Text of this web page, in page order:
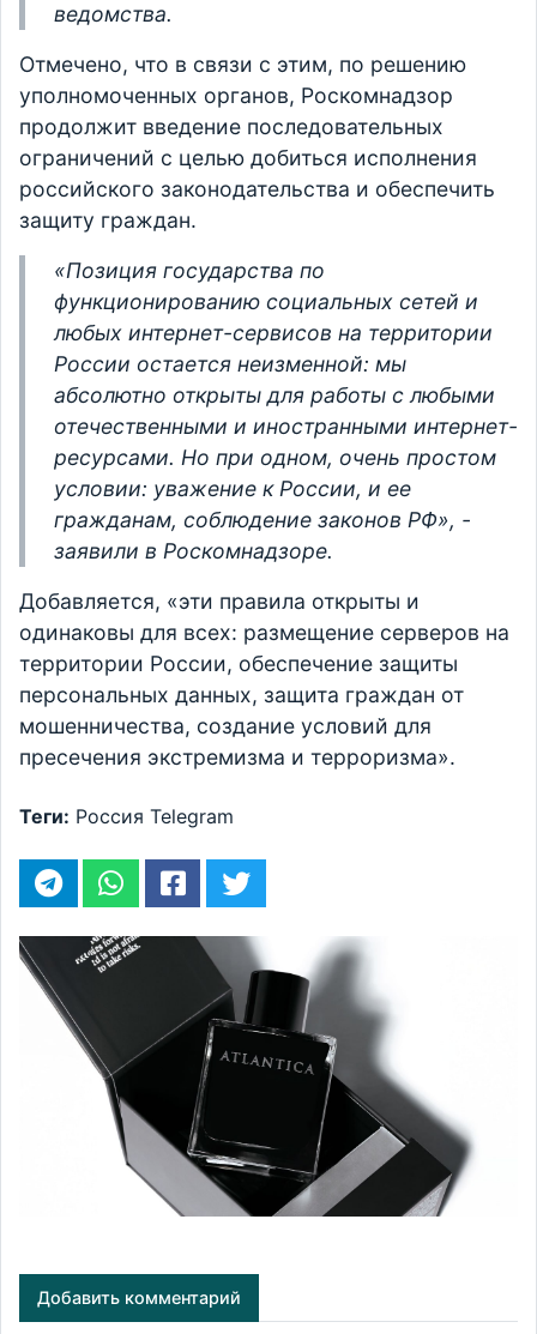
ведомства.
Отмечено, что в связи с этим, по решению
уполномоченных органов, Роскомнадзор
продолжит введение последовательных
ограничений с целью добиться исполнения
российского законодательства и обеспечить
защиту граждан.
«Позиция государства по
функционированию социальных сетей и
любых интернет-сервисов на территории
России остается неизменной: мы
абсолютно открыты для работы с любыми
отечественными и иностранными интернет-
ресурсами. Но при одном, очень простом
условии: уважение к России, и ее
гражданам, соблюдение законов РФ», -
заявили в Роскомнадзоре.
Добавляется, «эти правила открыты и
одинаковы для всех: размещение серверов на
территории России, обеспечение защиты
персональных данных, защита граждан от
мошенничества, создание условий для
пресечения экстремизма и терроризма».
Теги: Россия Telegram
Добавить комментарий